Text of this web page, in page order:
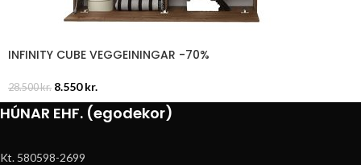
INFINITY CUBE VEGGEININGAR -70%
28.500kr. 8.550kr.
HÚNAR EHF. (egodekor)
Kt. 580598-2699